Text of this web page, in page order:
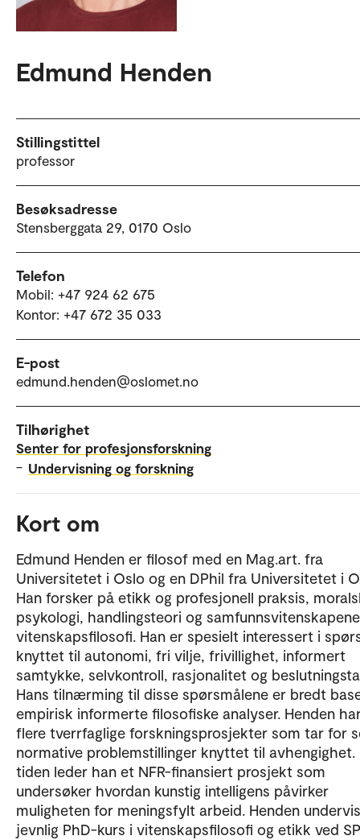
Edmund Henden
Stillingstittel
professor
Besøksadresse
Stensberggata 29, 0170 Oslo
Telefon
Mobil: +47 924 62 675
Kontor: +47 672 35 033
E-post
edmund.henden@oslomet.no
Tilhørighet
Senter for profesjonsforskning
– Undervisning og forskning
Kort om
Edmund Henden er filosof med en Mag.art. fra
Universitetet i Oslo og en DPhil fra Universitetet i
Han forsker på etikk og profesjonell praksis,
psykologi, handlingsteori og
vitenskapsfilosofi. Han er spesielt interessert i
knyttet til autonomi, fri vilje, frivillighet, informert
samtykke, selvkontroll, rasjonalitet og
Hans tilnærming til disse spørsmålene er bredt
empirisk informerte filosofiske analyser. Henden
flere tverrfaglige forskningsprosjekter som tar for
normative problemstillinger knyttet til avhengighet.
tiden leder han et NFR-finansiert prosjekt som
undersøker hvordan kunstig intelligens påvirker
muligheten for meningsfylt arbeid. Henden
jevnlig PhD-kurs i vitenskapsfilosofi og etikk ved